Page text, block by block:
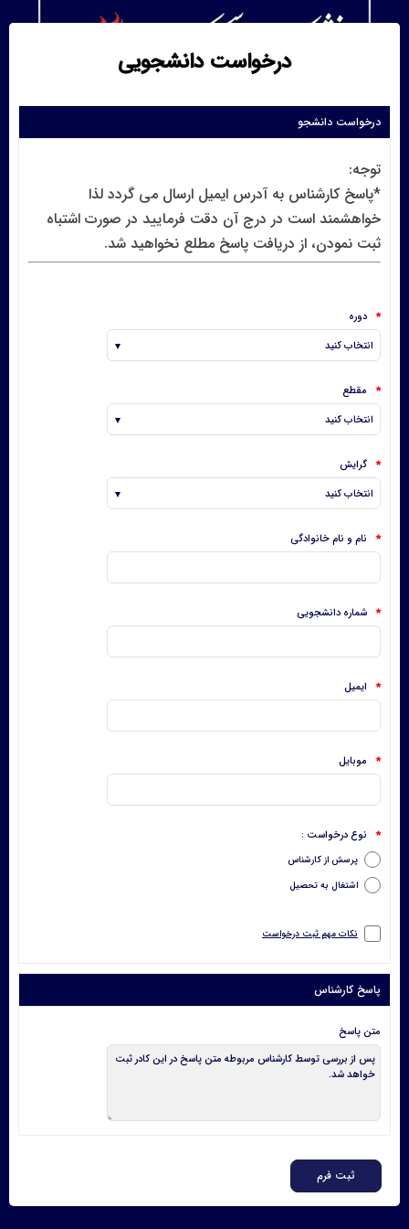
درخواست دانشجویی
درخواست دانشجو
توجه:
*پاسخ کارشناس به آدرس ایمیل ارسال می گردد لذا
خواهشمند است در درج آن دقت فرمایید در صورت اشتباه
ثبت نمودن، از دریافت پاسخ مطلع نخواهید شد.
* دوره
* مقطع
* گرایش
* نام و نام خانوادگی
* شماره دانشجویی
* ایمیل
* موبایل
* نوع درخواست :
پرسش از کارشناس
اشتغال به تحصیل
نکات مهم ثبت درخواست
پاسخ کارشناس
متن پاسخ
ثبت فرم